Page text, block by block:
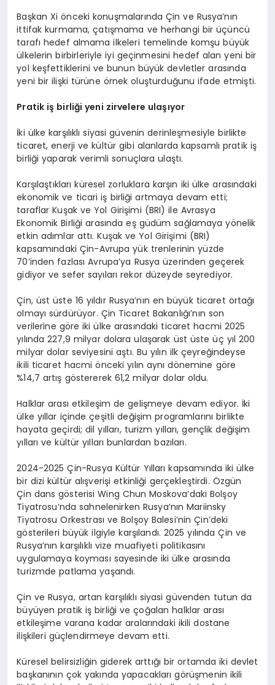
Başkan Xi önceki konuşmalarında Çin ve Rusya’nın
ittifak kurmama, çatışmama ve herhangi bir üçüncü
tarafı hedef almama ilkeleri temelinde komşu büyük
ülkelerin birbirleriyle iyi geçinmesini hedef alan yeni bir
yol keşfettiklerini ve bunun büyük devletler arasında
yeni bir ilişki türüne örnek oluşturduğunu ifade etmişti.
Pratik iş birliği yeni zirvelere ulaşıyor
İki ülke karşılıklı siyasi güvenin derinleşmesiyle birlikte
ticaret, enerji ve kültür gibi alanlarda kapsamlı pratik iş
birliği yaparak verimli sonuçlara ulaştı.
Karşılaştıkları küresel zorluklara karşın iki ülke arasındaki
ekonomik ve ticari iş birliği artmaya devam etti;
taraflar Kuşak ve Yol Girişimi (BRI) ile Avrasya
Ekonomik Birliği arasında eş güdüm sağlamaya yönelik
etkin adımlar attı. Kuşak ve Yol Girişimi (BRI)
kapsamındaki Çin-Avrupa yük trenlerinin yüzde
70’inden fazlası Avrupa’ya Rusya üzerinden geçerek
gidiyor ve sefer sayıları rekor düzeyde seyrediyor.
Çin, üst üste 16 yıldır Rusya’nın en büyük ticaret ortağı
olmayı sürdürüyor. Çin Ticaret Bakanlığı’nın son
verilerine göre iki ülke arasındaki ticaret hacmi 2025
yılında 227,9 milyar dolara ulaşarak üst üste üç yıl 200
milyar dolar seviyesini aştı. Bu yılın ilk çeyreğindeyse
ikili ticaret hacmi önceki yılın aynı dönemine göre
%14,7 artış göstererek 61,2 milyar dolar oldu.
Halklar arası etkileşim de gelişmeye devam ediyor. İki
ülke yıllar içinde çeşitli değişim programlarını birlikte
hayata geçirdi; dil yılları, turizm yılları, gençlik değişim
yılları ve kültür yılları bunlardan bazıları.
2024-2025 Çin-Rusya Kültür Yılları kapsamında iki ülke
bir dizi kültür alışverişi etkinliği gerçekleştirdi. Özgün
Çin dans gösterisi Wing Chun Moskova’daki Bolşoy
Tiyatrosu’nda sahnelenirken Rusya’nın Mariinsky
Tiyatrosu Orkestrası ve Bolşoy Balesi’nin Çin’deki
gösterileri büyük ilgiyle karşılandı. 2025 yılında Çin ve
Rusya’nın karşılıklı vize muafiyeti politikasını
uygulamaya koyması sayesinde iki ülke arasında
turizmde patlama yaşandı.
Çin ve Rusya, artan karşılıklı siyasi güvenden tutun da
büyüyen pratik iş birliği ve çoğalan halklar arası
etkileşime varana kadar aralarındaki ikili dostane
ilişkileri güçlendirmeye devam etti.
Küresel belirsizliğin giderek arttığı bir ortamda iki devlet
başkanının çok yakında yapacakları görüşmenin ikili